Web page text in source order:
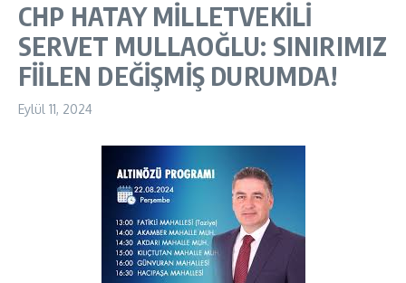
CHP HATAY MİLLETVEKİLİ
SERVET MULLAOĞLU: SINIRIMIZ
FİİLEN DEĞİŞMİŞ DURUMDA!
Eylül 11, 2024